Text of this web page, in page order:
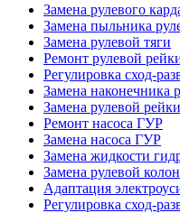
Замена рулевого
Замена пыльника
Замена рулевой тяги
Ремонт рулевой
Регулировка сход-
Замена наконечника
Замена рулевой рейки
Ремонт насоса ГУР
Замена насоса ГУР
Замена жидкости
Замена рулевой
Адаптация
Регулировка сход-